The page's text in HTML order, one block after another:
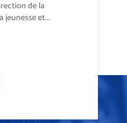
de la
jeunesse et...